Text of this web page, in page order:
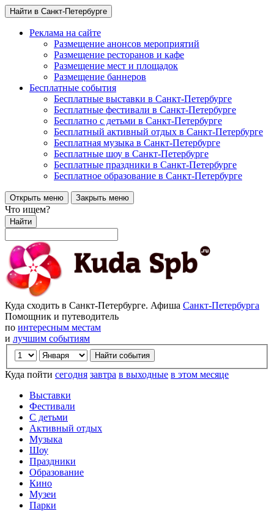
Найти в Санкт-Петербурге
Реклама на сайте
Размещение анонсов мероприятий
Размещение ресторанов и кафе
Размещение мест и площадок
Размещение баннеров
Бесплатные события
Бесплатные выставки в Санкт-Петербурге
Бесплатные фестивали в Санкт-Петербурге
Бесплатно с детьми в Санкт-Петербурге
Бесплатный активный отдых в Санкт-Петербурге
Бесплатная музыка в Санкт-Петербурге
Бесплатные шоу в Санкт-Петербурге
Бесплатные праздники в Санкт-Петербурге
Бесплатное образование в Санкт-Петербурге
Открыть меню Закрыть меню
Что ищем?
Найти
Куда сходить в Санкт-Петербурге. Афиша Санкт-Петербурга
Помощник и путеводитель
по интересным местам
и лучшим событиям
Куда пойти сегодня завтра в выходные в этом месяце
Выставки
Фестивали
С детьми
Активный отдых
Музыка
Шоу
Праздники
Образование
Кино
Музеи
Парки